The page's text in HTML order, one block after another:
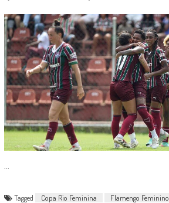
...
Tagged Copa Rio Feminina Flamengo Feminino